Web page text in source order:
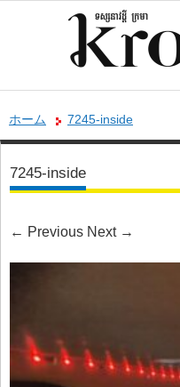
ホーム 7245-inside
7245-inside
← Previous Next →